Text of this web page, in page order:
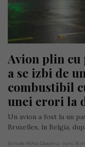
Avion plin cu
a se izbi de
combustibil
unei erori la
Un avion a fost la un
Bruxelles, în Belgia,
Scris de Mihai Diaconu - luni, 16